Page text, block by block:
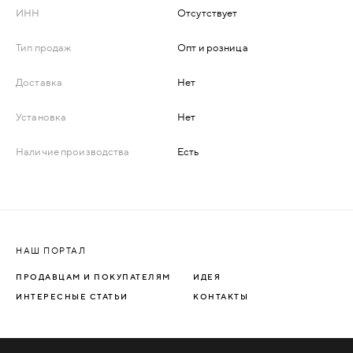
КОМБИНИРОВАННЫЕ
УПОРЫ
ИНН Отсутствует
Тип продаж Опт и розница
Доставка Нет
Установка Нет
Наличие производства Есть
НАШ ПОРТАЛ
ПРОДАВЦАМ И ПОКУПАТЕЛЯМ ИДЕЯ
ИНТЕРЕСНЫЕ СТАТЬИ КОНТАКТЫ